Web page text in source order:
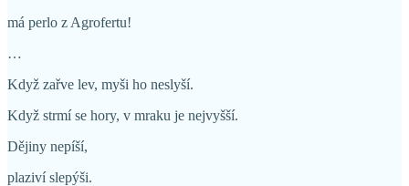
má perlo z Agrofertu!
…
Když zařve lev, myši ho neslyší.
Když strmí se hory, v mraku je nejvyšší.
Dějiny nepíší,
plaziví slepýši.